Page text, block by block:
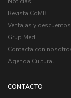
Revista CoMB
Ventajas y descuentos
Grup Med
Contacta con
Agenda Cultural
CONTACTO